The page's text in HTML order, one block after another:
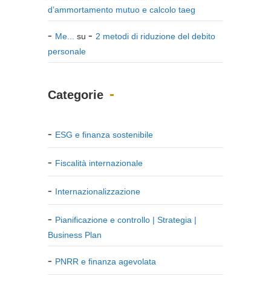
d’ammortamento mutuo e calcolo taeg
Me... su
2 metodi di riduzione del debito
personale
Categorie
ESG e finanza sostenibile
Fiscalità internazionale
Internazionalizzazione
Pianificazione e controllo | Strategia |
Business Plan
PNRR e finanza agevolata